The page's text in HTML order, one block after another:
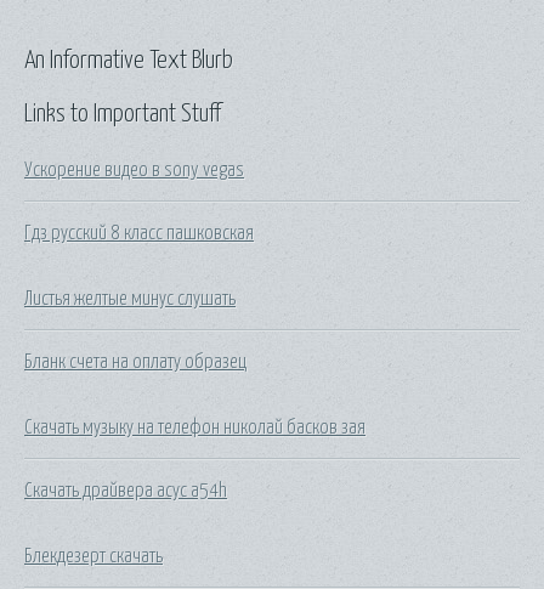
Links to Important Stuff
Ускорение видео в sony vegas
Гдз русский 8 класс пашковская
Листья желтые минус слушать
Бланк счета на оплату образец
Скачать музыку на телефон николай басков зая
Скачать драйвера асус a54h
Блекдезерт скачать
An Informative Text Blurb